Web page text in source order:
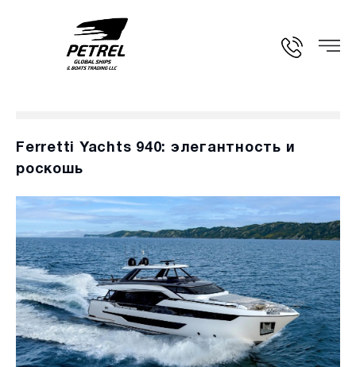
Ferretti Yachts 940: элегантность и
роскошь